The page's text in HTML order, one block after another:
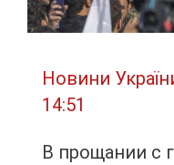
Новини
14:51
В прощании с